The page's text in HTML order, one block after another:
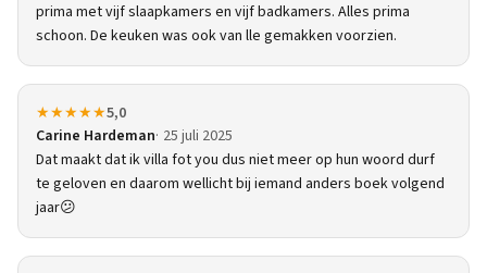
prima met vijf slaapkamers en vijf badkamers. Alles prima
schoon. De keuken was ook van lle gemakken voorzien.
★★★★★5,0
Carine Hardeman 25 juli 2025
Dat maakt dat ik villa fot you dus niet meer op hun woord durf
te geloven en daarom wellicht bij iemand anders boek volgend
jaar😕